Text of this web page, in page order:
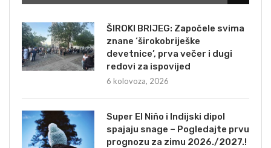
ŠIROKI BRIJEG: Započele svima
znane ‘širokobriješke
devetnice’, prva večer i dugi
redovi za ispovijed
6 kolovoza, 2026
Super El Niño i Indijski dipol
spajaju snage – Pogledajte prvu
prognozu za zimu 2026./2027.!